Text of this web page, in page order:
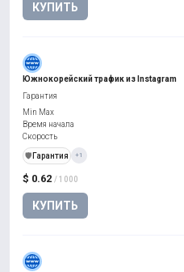
КУПИТЬ
Южнокорейский трафик из Instagram
$ 0.62 / 1000
КУПИТЬ
Гарантия
Min Max
Время начала
Скорость
️🛡️ Гарантия +1